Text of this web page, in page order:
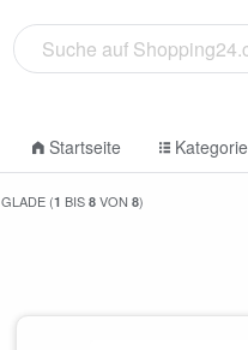
Startseite Kategorie
GLADE (1 BIS 8 VON 8)